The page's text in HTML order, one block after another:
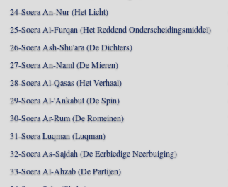
24-Soera An-Nur (Het Licht)
25-Soera Al-Furqan (Het Reddend Onderscheidingsmiddel)
26-Soera Ash-Shu'ara (De Dichters)
27-Soera An-Naml (De Mieren)
28-Soera Al-Qasas (Het Verhaal)
29-Soera Al-'Ankabut (De Spin)
30-Soera Ar-Rum (De Romeinen)
31-Soera Luqman (Luqman)
32-Soera As-Sajdah (De Eerbiedige Neerbuiging)
33-Soera Al-Ahzab (De Partijen)